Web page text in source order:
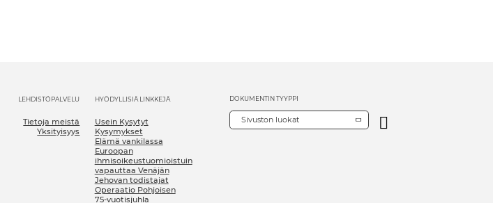
LEHDISTÖPALVELU
Tietoja meistä
Yksityisyys
HYÖDYLLISIÄ LINKKEJÄ
Usein Kysytyt
Kysymykset
Elämä vankilassa
Euroopan
ihmisoikeustuomioistuin
vapauttaa Venäjän
Jehovan todistajat
Operaatio Pohjoisen
75-vuotisjuhla
DOKUMENTIN TYYPPI
Sivuston luokat